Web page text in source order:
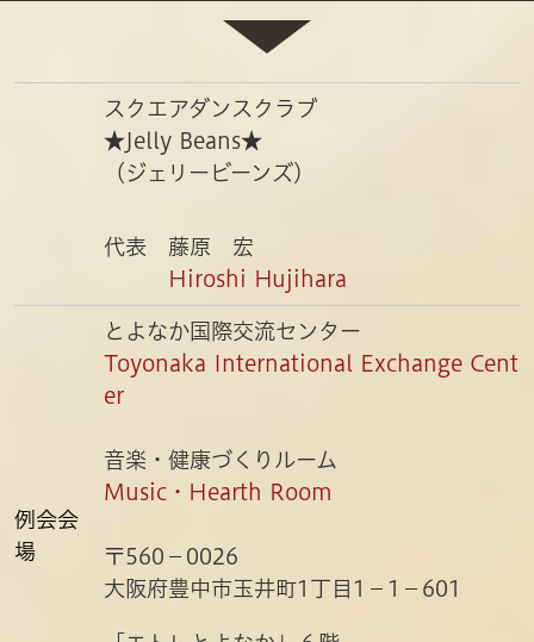
スクエアダンスクラブ
★Jelly Beans★
（ジェリービーンズ）
代表 藤原 宏
Hiroshi Hujihara
例 会会
場
とよなか国際交流センター
Toyonaka International Exchange Cent
er
音楽・健康づくりルーム
Music・Hearth Room
〒560－0026
大阪府豊中市玉井町1丁目1－1－601